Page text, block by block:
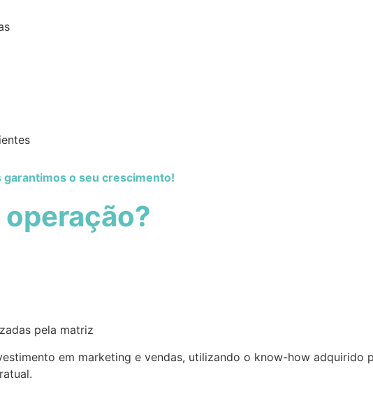
garantimos o seu crescimento!
operação?
pela matriz
em marketing e vendas, utilizando o know-how adquirido